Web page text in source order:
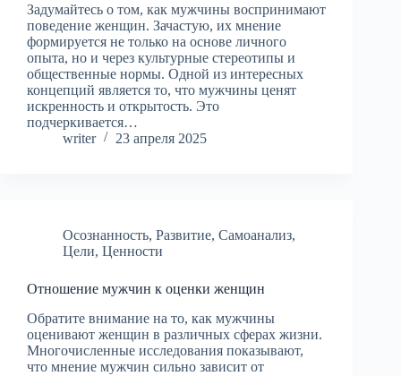
Задумайтесь о том, как мужчины воспринимают
поведение женщин. Зачастую, их мнение
формируется не только на основе личного
опыта, но и через культурные стереотипы и
общественные нормы. Одной из интересных
концепций является то, что мужчины ценят
искренность и открытость. Это
подчеркивается…
writer
23 апреля 2025
Осознанность, Развитие, Самоанализ,
Цели, Ценности
Отношение мужчин к оценки женщин
Обратите внимание на то, как мужчины
оценивают женщин в различных сферах жизни.
Многочисленные исследования показывают,
что мнение мужчин сильно зависит от